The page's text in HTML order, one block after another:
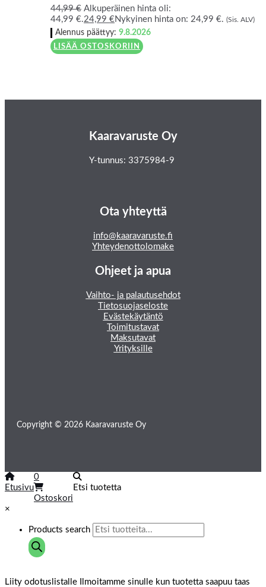
44,99€ Alkuperäinen hinta oli:
44,99 €.24,99€Nykyinen hinta on: 24,99 €. (Sis. ALV)
Alennus päättyy:9.8.2026
LISÄÄ OSTOSKORIIN
Kaaravaruste Oy
Y-tunnus: 3375984-9
Ota yhteyttä
info@kaaravaruste.fi
Yhteydenottolomake
Ohjeet ja apua
Vaihto- ja palautusehdot
Tietosuojaseloste
Evästekäytäntö
Toimitustavat
Maksutavat
Yrityksille
Copyright © 2026 Kaaravaruste Oy
Etusivu
0
Ostoskori
Etsi tuotetta
×
Products search
Liity odotuslistalle
Ilmoitamme sinulle kun tuotetta saapuu taas